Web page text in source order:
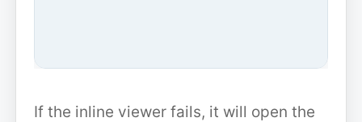
If the inline viewer fails, it will open the